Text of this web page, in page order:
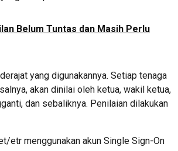
Belum Tuntas dan Masih Perlu
yang digunakannya. Setiap tenaga
akan dinilai oleh ketua, wakil ketua,
dan sebaliknya. Penilaian dilakukan
etr menggunakan akun Single Sign-On